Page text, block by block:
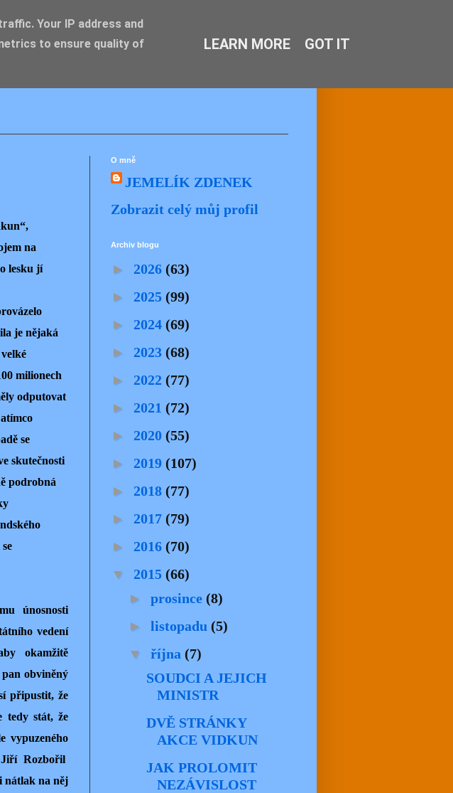
na
lesku jí
je nějaká
milionech
odputovat
se
skutečnosti
podrobná
únosnosti
vedení
okamžitě
obviněný
připustit, že
tedy stát, že
vypuzeného
Rozbořil
nátlak na něj
O mně
JEMELÍK ZDENEK
Zobrazit celý můj profil
Archiv blogu
► 2026 (63)
► 2025 (99)
► 2024 (69)
► 2023 (68)
► 2022 (77)
► 2021 (72)
► 2020 (55)
► 2019 (107)
► 2018 (77)
► 2017 (79)
► 2016 (70)
▼ 2015 (66)
► prosince (8)
► listopadu (5)
▼ října (7)
SOUDCI A JEJICH
MINISTR
DVĚ STRÁNKY
AKCE VIDKUN
JAK PROLOMIT
NEZÁVISLOST
Your IP address and
to ensure quality of
LEARN MORE GOT IT